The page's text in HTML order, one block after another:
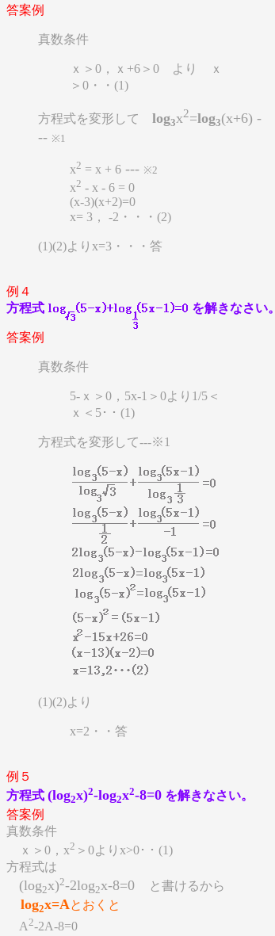
答案例
真数条件
ｘ＞0，ｘ+6＞0 より ｘ
＞0・・(1)
方程式を変形して log3x2=log3(x+6) -
-- ※1
x2 = x + 6 --- ※2
x2 - x - 6 = 0
(x-3)(x+2)=0
x= 3， -2・・・(2)
(1)(2)よりx=3・・・答
例４
方程式
を解きなさい。
答案例
真数条件
5-ｘ＞0，5x-1＞0より1/5＜
ｘ＜5･・(1)
方程式を変形して---※1
(1)(2)より
x=2・・答
例５
方程式 (log2x)2-log2x2-8=0 を解きなさい。
答案例
真数条件
ｘ＞0，x2 ＞0よりx>0･・(1)
方程式は
(log2x)2-2log2x-8=0 と書けるから
log2x=Aとおくと
A 2-2A-8=0